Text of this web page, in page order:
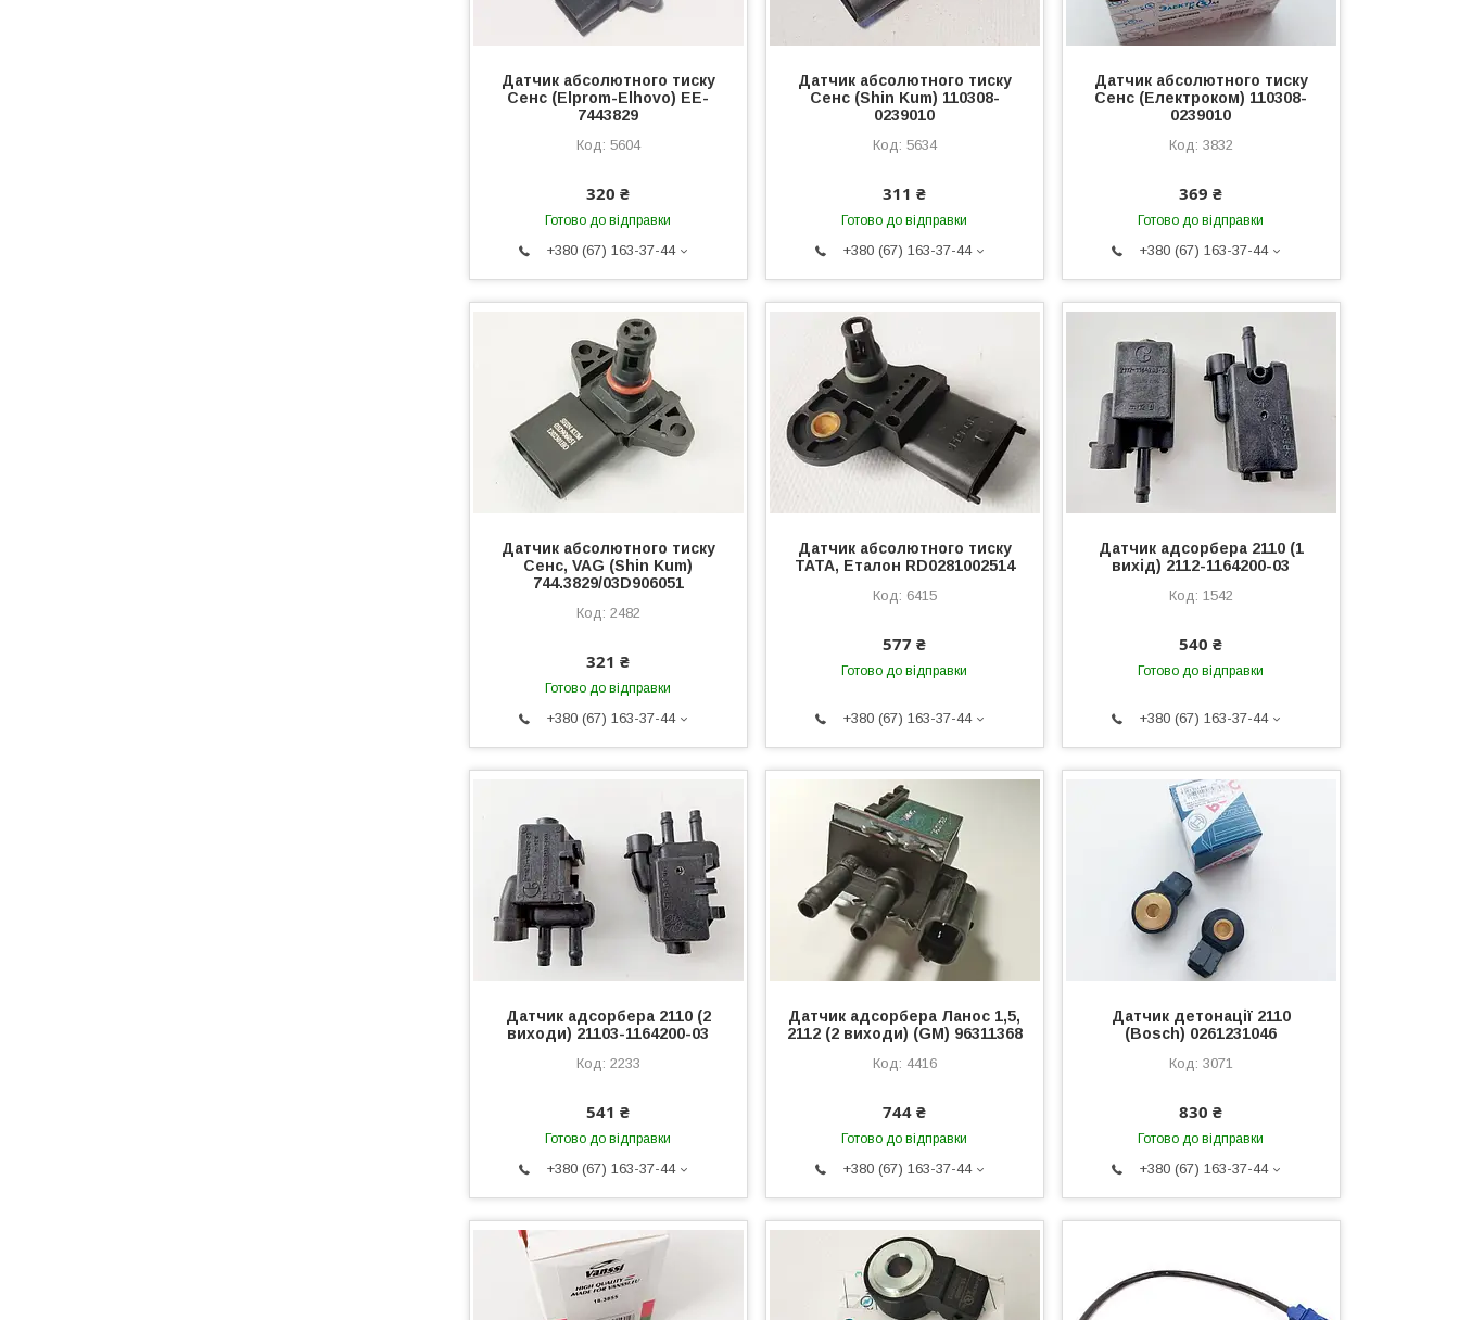
Датчик абсолютного тиску
Сенс (Elprom-Elhovo) ЕЕ-
7443829
5604
320 ₴
Готово до відправки
+380 (67) 163-37-44
Датчик абсолютного тиску
Сенс (Shin Kum) 110308-
0239010
5634
311 ₴
Готово до відправки
+380 (67) 163-37-44
Датчик абсолютного тиску
Сенс (Електроком) 110308-
0239010
3832
369 ₴
Готово до відправки
+380 (67) 163-37-44
Датчик абсолютного тиску
Сенс, VAG (Shin Kum)
744.3829/03D906051
2482
321 ₴
Готово до відправки
+380 (67) 163-37-44
Датчик абсолютного тиску
ТАТА, Еталон RD0281002514
6415
577 ₴
Готово до відправки
+380 (67) 163-37-44
Датчик адсорбера 2110 (1
вихід) 2112-1164200-03
1542
540 ₴
Готово до відправки
+380 (67) 163-37-44
Датчик адсорбера 2110 (2
виходи) 21103-1164200-03
2233
541 ₴
Готово до відправки
+380 (67) 163-37-44
Датчик адсорбера Ланос 1,5,
2112 (2 виходи) (GM) 96311368
4416
744 ₴
Готово до відправки
+380 (67) 163-37-44
Датчик детонації 2110
(Bosсh) 0261231046
3071
830 ₴
Готово до відправки
+380 (67) 163-37-44